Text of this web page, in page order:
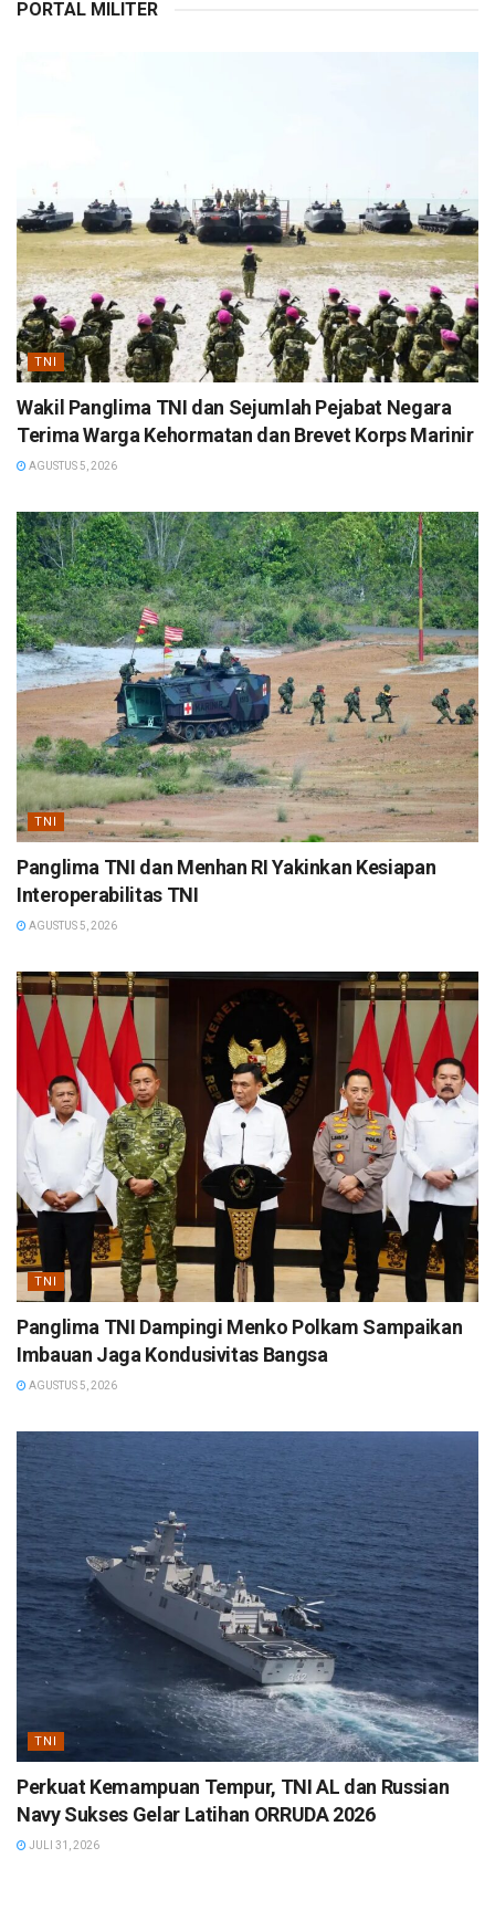
PORTAL MILITER
TNI
Wakil Panglima TNI dan Sejumlah Pejabat Negara
Terima Warga Kehormatan dan Brevet Korps Marinir
AGUSTUS 5, 2026
TNI
Panglima TNI dan Menhan RI Yakinkan Kesiapan
Interoperabilitas TNI
AGUSTUS 5, 2026
TNI
Panglima TNI Dampingi Menko Polkam Sampaikan
Imbauan Jaga Kondusivitas Bangsa
AGUSTUS 5, 2026
TNI
Perkuat Kemampuan Tempur, TNI AL dan Russian
Navy Sukses Gelar Latihan ORRUDA 2026
JULI 31, 2026